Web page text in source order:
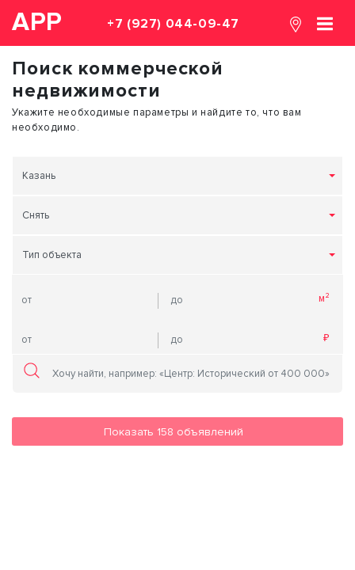
АРР +7 (927) 044-09-47
Поиск коммерческой
недвижимости
Укажите необходимые параметры и найдите то, что вам
необходимо.
Казань
Снять
Тип объекта
Показать 158 объявлений